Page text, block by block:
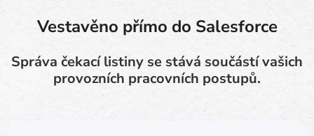
Vestavěno přímo do Salesforce
Správa čekací listiny se stává součástí vašich
provozních pracovních postupů.